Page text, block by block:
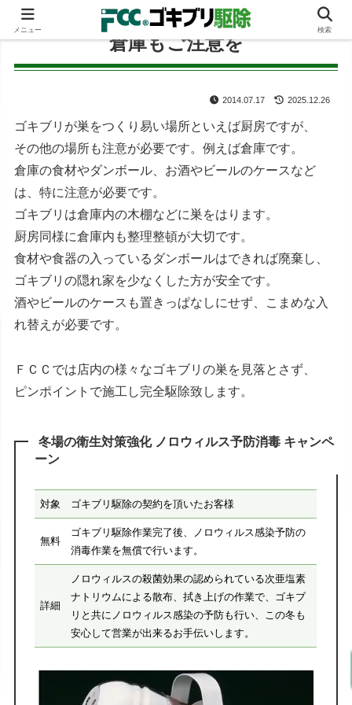
倉庫もご注意を
2014.07.17 2025.12.26
ゴキブリが巣をつくり易い場所といえば厨房ですが、
その他の場所も注意が必要です。例えば倉庫です。
倉庫の食材やダンボール、お酒やビールのケースなど
は、特に注意が必要です。
ゴキブリは倉庫内の木棚などに巣をはります。
厨房同様に倉庫内も整理整頓が大切です。
食材や食器の入っているダンボールはできれば廃棄し、
ゴキブリの隠れ家を少なくした方が安全です。
酒やビールのケースも置きっぱなしにせず、こまめな入
れ替えが必要です。
ＦＣＣでは店内の様々なゴキブリの巣を見落とさず、
ピンポイントで施工し完全駆除致します。
冬場の衛生対策強化 ノロウィルス予防消毒 キャンペ
ーン
対象 ゴキブリ駆除の契約を頂いたお客様
無料
ゴキブリ駆除作業完了後、ノロウィルス感染予防の
消毒作業を無償で行います。
詳細
ノロウィルスの殺菌効果の認められている次亜塩素
ナトリウムによる散布、拭き上げの作業で、ゴキブ
リと共にノロウィルス感染の予防も行い、この冬も
安心して営業が出来るお手伝いします。
メニュー 検索